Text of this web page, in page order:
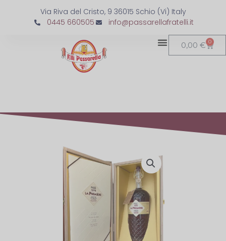
Via Riva del Cristo, 9 36015 Schio (Vi) Italy
0445 660505
info@passarellafratelli.it
0,00€ 0